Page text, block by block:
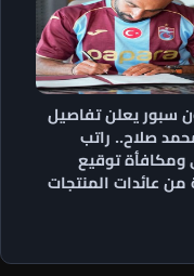
سبور يعلن تفاصيل
صلاح.. راتب
توقيع
من عائدات المنتجات